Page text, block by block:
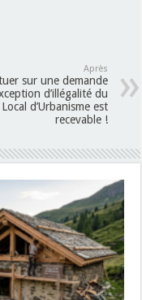
Après
sur une demande
d’illégalité du
d’Urbanisme est
recevable !